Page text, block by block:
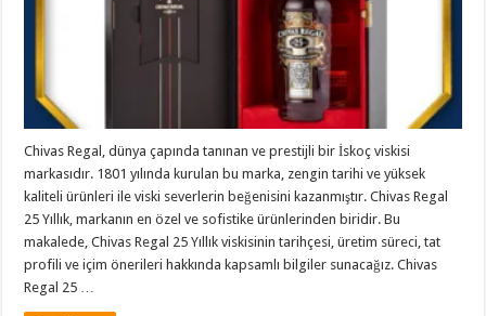
Chivas Regal, dünya çapında tanınan ve prestijli bir İskoç viskisi
markasıdır. 1801 yılında kurulan bu marka, zengin tarihi ve yüksek
kaliteli ürünleri ile viski severlerin beğenisini kazanmıştır. Chivas Regal
25 Yıllık, markanın en özel ve sofistike ürünlerinden biridir. Bu
makalede, Chivas Regal 25 Yıllık viskisinin tarihçesi, üretim süreci, tat
profili ve içim önerileri hakkında kapsamlı bilgiler sunacağız. Chivas
Regal 25 …